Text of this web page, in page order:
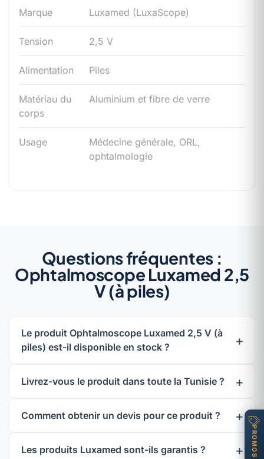
Marque Luxamed (LuxaScope)
Tension 2,5 V
Alimentation Piles
Matériau du
corps
Aluminium et fibre de verre
Usage
Médecine générale, ORL,
ophtalmologie
Questions fréquentes :
Ophtalmoscope Luxamed 2,5
V (à piles)
Le produit Ophtalmoscope Luxamed 2,5 V (à
piles) est-il disponible en stock ?
Livrez-vous le produit dans toute la Tunisie ?
Comment obtenir un devis pour ce produit ?
Les produits Luxamed sont-ils garantis ? PROMOS